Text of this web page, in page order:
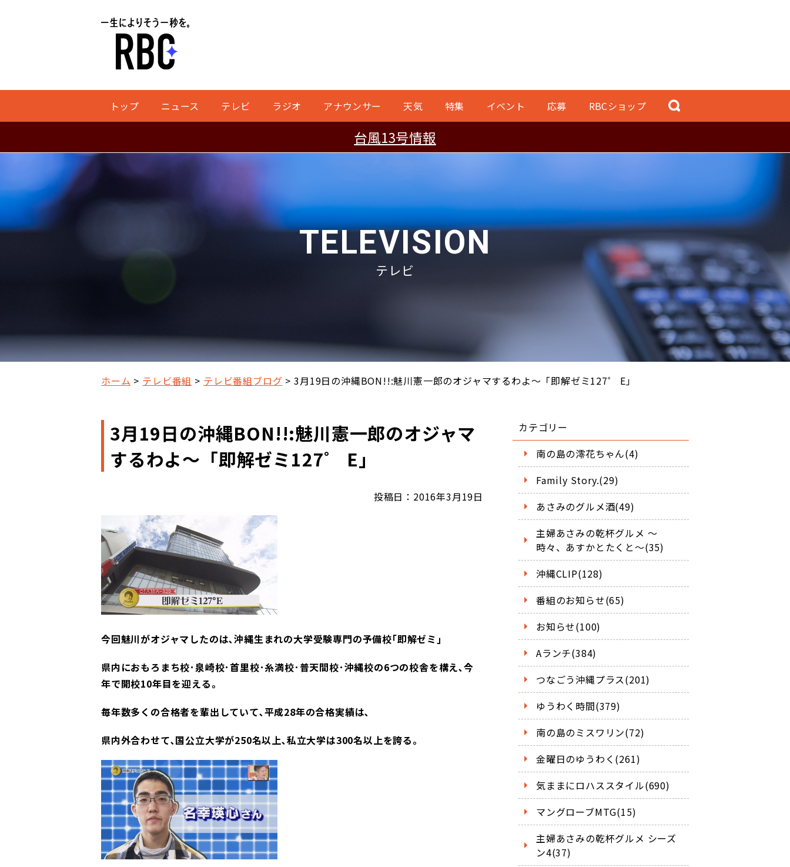
トップ ニュース テレビ ラジオ アナウンサー 天気 特集 イベント 応募 RBCショップ
台風13号情報
TELEVISION
テレビ
ホーム テレビ番組 テレビ番組ブログ 3月19日の沖縄BON!!:魅川憲一郎のオジャマするわよ～「即解ゼミ127゜ E」
3月19日の沖縄BON!!:魅川憲一郎のオジャマ
するわよ～「即解ゼミ127゜ E」
投稿日：2016年3月19日
今回魅川がオジャマしたのは､沖縄生まれの大学受験専門の予備校｢即解ゼミ｣
県内におもろまち校･泉崎校･首里校･糸満校･普天間校･沖縄校の6つの校舎を構え､今
年で開校10年目を迎える｡
毎年数多くの合格者を輩出していて､平成28年の合格実績は､
県内外合わせて､国公立大学が250名以上､私立大学は300名以上を誇る。
カテゴリー
南の島の澪花ちゃん(4)
Family Story.(29)
あさみのグルメ酒(49)
主婦あさみの乾杯グルメ ～
時々、あすかとたくと～(35)
沖縄CLIP(128)
番組のお知らせ(65)
お知らせ(100)
Aランチ(384)
つなごう沖縄プラス(201)
ゆうわく時間(379)
南の島のミスワリン(72)
金曜日のゆうわく(261)
気ままにロハススタイル(690)
マングローブMTG(15)
主婦あさみの乾杯グルメ シーズ
ン4(37)